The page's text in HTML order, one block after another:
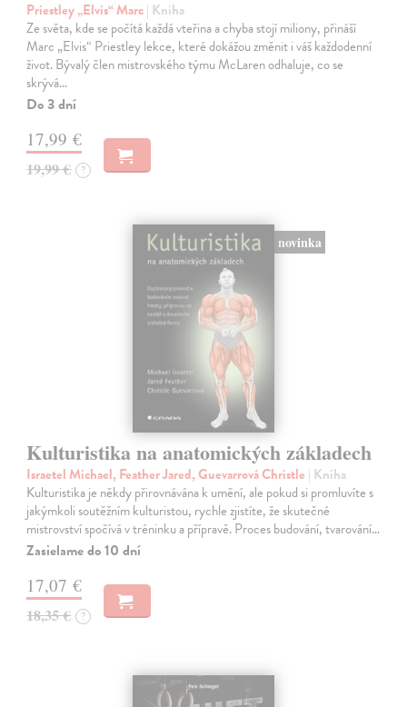
Priestley „Elvis“ Marc| Kniha
Ze světa, kde se počítá každá vteřina a chyba stojí miliony, přináší
Marc „Elvis“ Priestley lekce, které dokážou změnit i váš každodenní
život. Bývalý člen mistrovského týmu McLaren odhaluje, co se
skrývá…
Do 3 dní
17,99 €
19,99 € ?
novinka
Kulturistika na anatomických základech
Israetel Michael, Feather Jared, Guevarrová Christle | Kniha
Kulturistika je někdy přirovnávána k umění, ale pokud si promluvíte s
jakýmkoli soutěžním kulturistou, rychle zjistíte, že skutečné
mistrovství spočívá v tréninku a přípravě. Proces budování, tvarování…
Zasielame do 10 dní
17,07 €
18,35 € ?